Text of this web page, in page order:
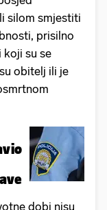
silom smjestiti
prisilno
koji su se
obitelj ili je
dobi nisu